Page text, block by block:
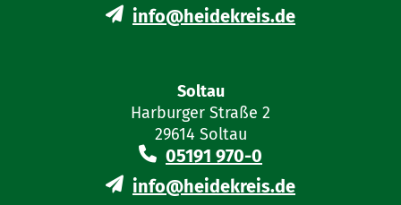
info@heidekreis.de
Soltau
Harburger Straße 2
29614 Soltau
05191 970-0
info@heidekreis.de